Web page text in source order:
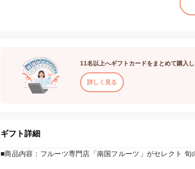
11名以上へギフトカードをまとめて購入
詳しく見る
ギフト詳細
■商品内容：フルーツ専門店「南国フルーツ」がセレクト 旬